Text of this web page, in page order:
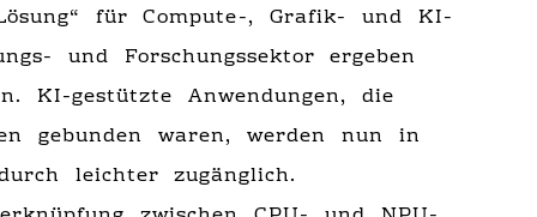
für Compute-, Grafik- und KI-
und Forschungssektor ergeben
KI-gestützte Anwendungen, die
gebunden waren, werden nun in
leichter zugänglich.